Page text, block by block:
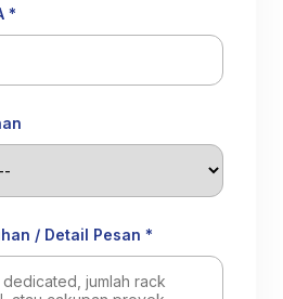
*
/ Detail Pesan *